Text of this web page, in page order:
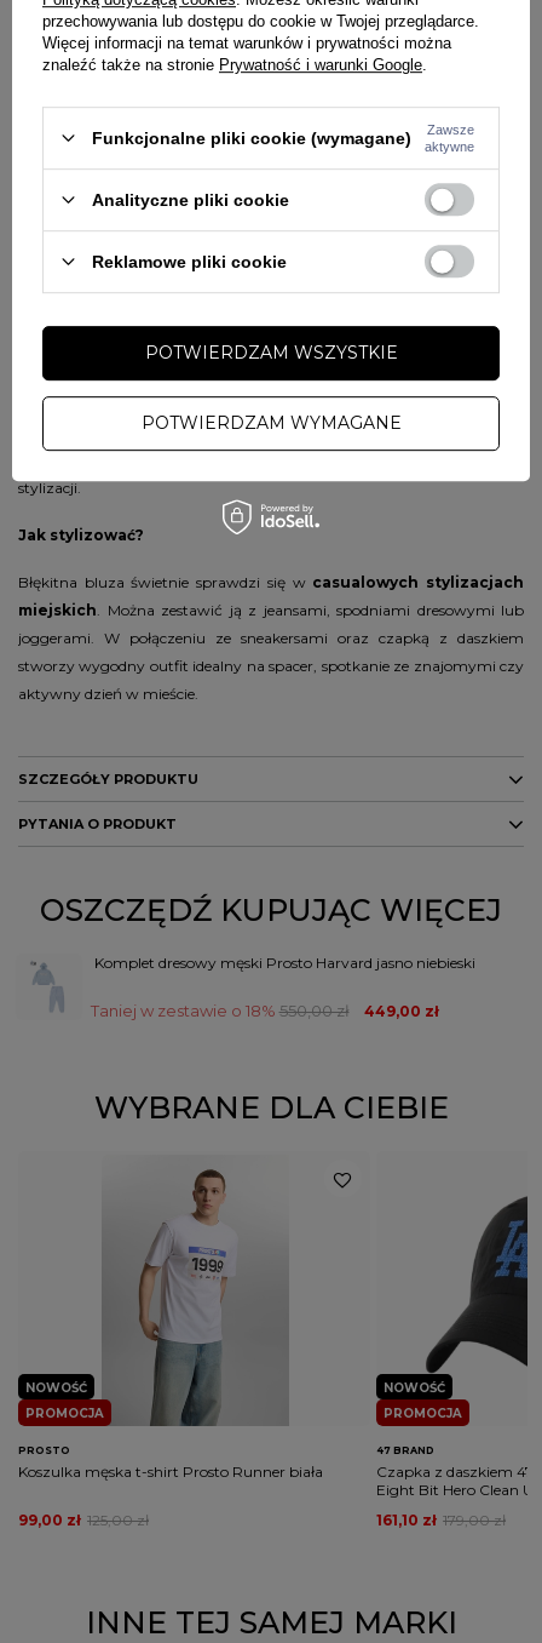
Regularny krój
Duża aplikacja Prosto Sport na froncie
Bluza z kapturem
Ściągacze przy rękawach i dole bluzy
Wysokogatunkowa dzianina bawełniana o gramaturze 360
Materiał: 100% bawełna
Bluza Prosto Harvard topołączenie wygody, trwałości i
wyrazistego stylu streetwear
. Gruba bawełna zapewnia komfort
noszenia nawet w chłodniejsze dni, a charakterystyczne nadruki i
aplikacje podkreślają autentyczny styl marki. Regularny krój sprawia, że
stylizacji.
Jak stylizować?
Błękitna bluza świetnie sprawdzi się w casualowych stylizacjach
miejskich . Można zestawić ją z jeansami, spodniami dresowymi lub
joggerami. W połączeniu ze sneakersami oraz czapką z daszkiem
stworzy wygodny outfit idealny na spacer, spotkanie ze znajomymi czy
aktywny dzień w mieście.
SZCZEGÓŁY PRODUKTU
Marka PROSTO
PŁEĆ MĘŻCZYZNA
Potwierdź obecność oznaczeń lub etykiet
wymaganych przepisami
PYTANIA O PRODUKT
ZADAJ PYTANIE
OSZCZĘDŹ KUPUJĄC WIĘCEJ
Komplet dresowy męski Prosto Harvard jasno niebieski
550,00 zł 449,00 zł
Taniej w zestawie o 18%
WYBRANE DLA CIEBIE
PROMOCJA
NOWOŚĆ
PROSTO
Koszulka męska t-shirt Prosto Runner biała
125,00 zł
99,00 zł
PROMOCJA
NOWOŚĆ
47 BRAND
Czapka z daszkiem 47
Eight Bit Hero Clean
179,00 zł
161,10 zł
INNE TEJ SAMEJ MARKI
przechowywania lub dostępu do cookie w Twojej przeglądarce.
Więcej informacji na temat warunków i prywatności można
znaleźć także na stronie Prywatność i warunki Google
Funkcjonalne pliki cookie (wymagane)
Zawsze
aktywne
Analityczne pliki cookie
Reklamowe pliki cookie
POTWIERDZAM WYMAGANE
POTWIERDZAM WSZYSTKIE